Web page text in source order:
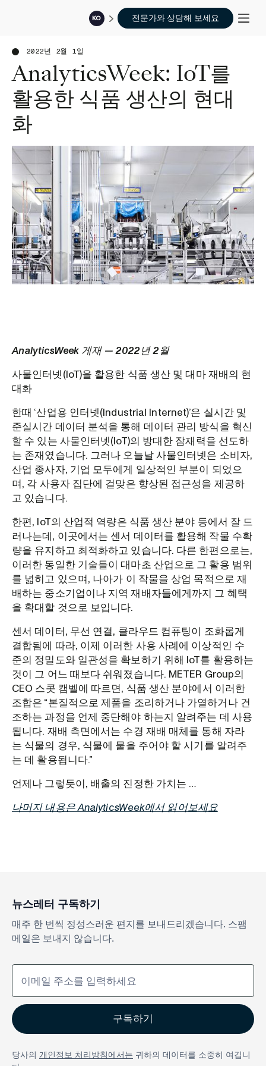
KO 전문가와 상담해 보세요
2022년 2월 1일
AnalyticsWeek: IoT를
활용한 식품 생산의 현대
화
AnalyticsWeek 게재 — 2022년 2월
사물인터넷(IoT)을 활용한 식품 생산 및 대마 재배의 현
대화
한때 ‘산업용 인터넷(Industrial Internet)’은 실시간 및
준실시간 데이터 분석을 통해 데이터 관리 방식을 혁신
할 수 있는 사물인터넷(IoT)의 방대한 잠재력을 선도하
는 존재였습니다. 그러나 오늘날 사물인터넷은 소비자,
산업 종사자, 기업 모두에게 일상적인 부분이 되었으
며, 각 사용자 집단에 걸맞은 향상된 접근성을 제공하
고 있습니다.
한편, IoT의 산업적 역량은 식품 생산 분야 등에서 잘 드
러나는데, 이곳에서는 센서 데이터를 활용해 작물 수확
량을 유지하고 최적화하고 있습니다. 다른 한편으로는,
이러한 동일한 기술들이 대마초 산업으로 그 활용 범위
를 넓히고 있으며, 나아가 이 작물을 상업 목적으로 재
배하는 중소기업이나 지역 재배자들에게까지 그 혜택
을 확대할 것으로 보입니다.
센서 데이터, 무선 연결, 클라우드 컴퓨팅이 조화롭게
결합됨에 따라, 이제 이러한 사용 사례에 이상적인 수
준의 정밀도와 일관성을 확보하기 위해 IoT를 활용하는
것이 그 어느 때보다 쉬워졌습니다. METER Group의
CEO 스콧 캠벨에 따르면, 식품 생산 분야에서 이러한
조합은 “본질적으로 제품을 조리하거나 가열하거나 건
조하는 과정을 언제 중단해야 하는지 알려주는 데 사용
됩니다. 재배 측면에서는 수경 재배 매체를 통해 자라
는 식물의 경우, 식물에 물을 주어야 할 시기를 알려주
는 데 활용됩니다.”
언제나 그렇듯이, 배출의 진정한 가치는 …
나머지 내용은 AnalyticsWeek에서 읽어보세요
뉴스레터 구독하기
매주 한 번씩 정성스러운 편지를 보내드리겠습니다. 스팸
메일은 보내지 않습니다.
당사의 개인정보 처리방침에서는 귀하의 데이터를 소중히 여깁니